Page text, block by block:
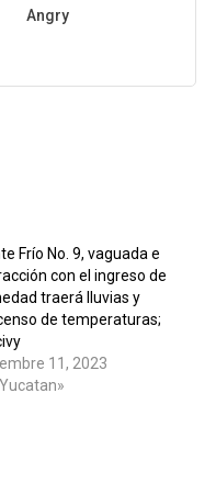
Angry
Frío No. 9, vaguada e
con el ingreso de
traerá lluvias y
de temperaturas;
11, 2023